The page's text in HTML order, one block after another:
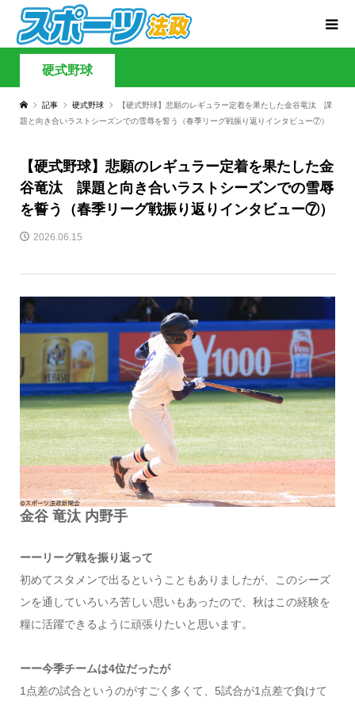
硬式野球
記事 硬式野球
【硬式野球】悲願のレギュラー定着を果たした金谷竜汰 課
題と向き合いラストシーズンでの雪辱を誓う（春季リーグ戦振り返りインタビュー⑦）
【硬式野球】悲願のレギュラー定着を果たした金
谷竜汰 課題と向き合いラストシーズンでの雪辱
を誓う（春季リーグ戦振り返りインタビュー⑦）
2026.06.15
金谷 竜汰 内野手
ーーリーグ戦を振り返って
初めてスタメンで出るということもありましたが、このシーズ
ンを通していろいろ苦しい思いもあったので、秋はこの経験を
糧に活躍できるように頑張りたいと思います。
ーー今季チームは4位だったが
1点差の試合というのがすごく多くて、5試合が1点差で負けて